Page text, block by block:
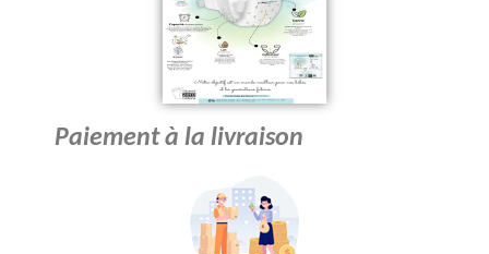
Paiement à la livraison